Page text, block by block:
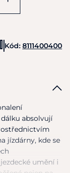
Kód: 8111400400
dálku absolvují
jízdárny, kde se
umění i